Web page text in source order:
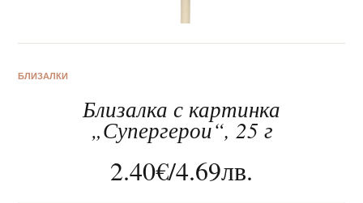
БЛИЗАЛКИ
Близалка с картинка
„Супергерои“, 25 г
2.40€/4.69лв.